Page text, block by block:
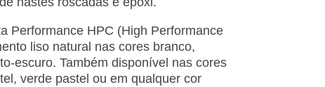
Performance HPC (High Performance
liso natural nas cores branco,
escuro. Também disponível nas cores
verde pastel ou em qualquer cor